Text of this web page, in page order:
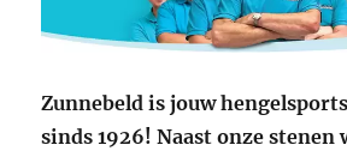
Zunnebeld is jouw
sinds 1926! Naast onze stenen